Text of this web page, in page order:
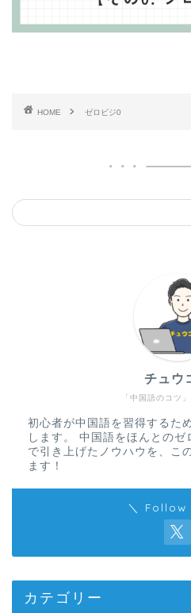
HOME ゼロビジ0
「中国語のコツ
チュウ
初心者が中国語を習得するた
します。 中国語をほんとのゼ
で引き上げたノウハウを、こ
ます！
＼ Follow
カテゴリー